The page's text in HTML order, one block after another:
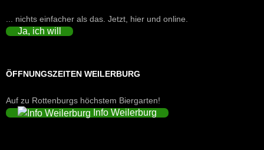
... nichts einfacher als das. Jetzt, hier und online.
Ja, ich will
ÖFFNUNGSZEITEN WEILERBURG
Auf zu Rottenburgs höchstem Biergarten!
Info Weilerburg